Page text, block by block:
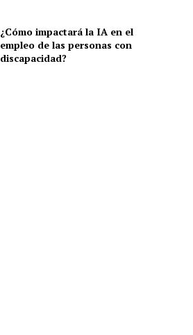
¿Cómo impactará la IA en el
empleo de las personas con
discapacidad?